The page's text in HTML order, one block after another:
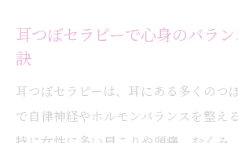
耳つぼセラピーで心身のバラ
訣
耳つぼセラピーは、耳にある多くのつ
で自律神経やホルモンバランスを整え